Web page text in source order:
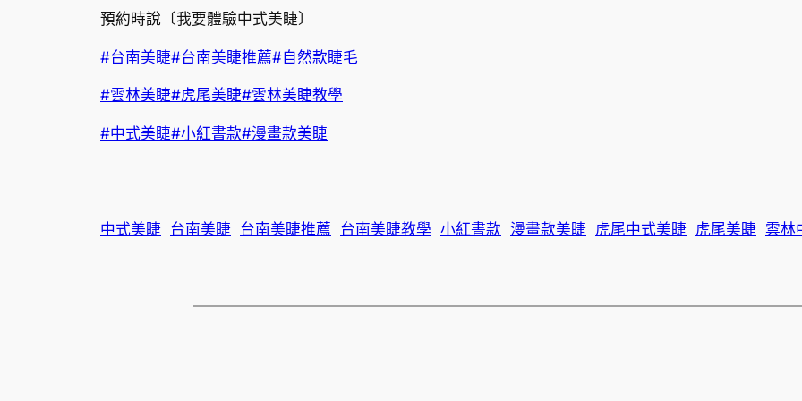
預約時說〔我要體驗中式美睫〕
#台南美睫#台南美睫推薦#自然款睫毛
#雲林美睫#虎尾美睫#雲林美睫教學
#中式美睫#小紅書款#漫畫款美睫
中式美睫 台南美睫 台南美睫推薦 台南美睫教學 小紅書款 漫畫款美睫 虎尾中式美睫 虎尾美睫 雲林